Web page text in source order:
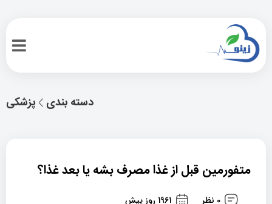
پزشکی دسته بندی
متفورمین قبل از غذا مصرف بشه یا بعد غذا؟
0 نظر 1961 روز پیش